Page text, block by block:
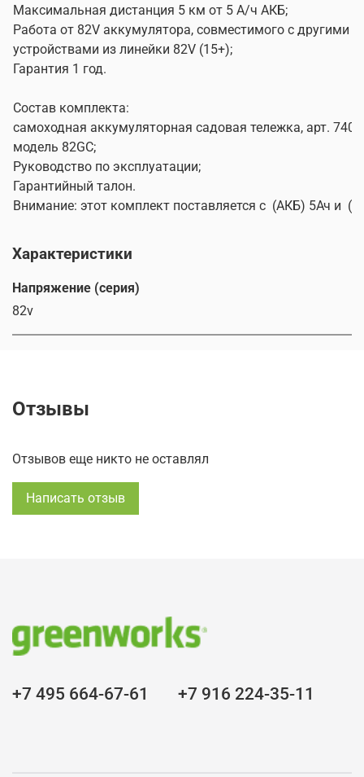
Максимальная дистанция 5 км от 5 А/ч АКБ;
Работа от 82V аккумулятора, совместимого с другими
устройствами из линейки 82V (15+);
Гарантия 1 год.
Состав комплекта:
самоходная аккумуляторная садовая тележка, арт.
модель 82GC;
Руководство по эксплуатации;
Гарантийный талон.
Внимание: этот комплект поставляется с (АКБ) 5Ач и
Характеристики
Напряжение (серия)
82v
Отзывы
Отзывов еще никто не оставлял
Написать отзыв
+7 495 664-67-61 +7 916 224-35-11